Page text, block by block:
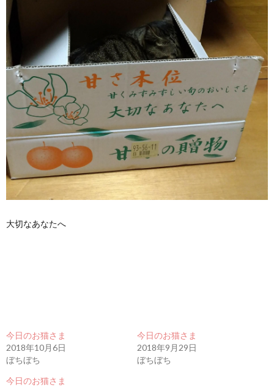
大切なあなたへ
今日のお猫さま
2018年10月6日
ぼちぼち
今日のお猫さま
2018年9月29日
ぼちぼち
今日のお猫さま